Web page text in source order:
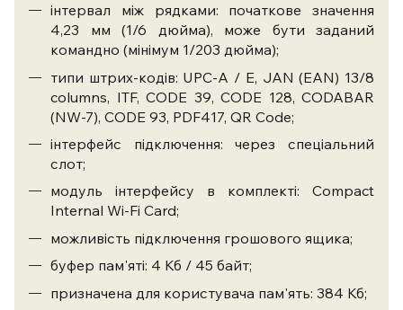
інтервал між рядками: початкове значення
4,23 мм (1/6 дюйма), може бути заданий
командно (мінімум 1/203 дюйма);
типи штрих-кодів: UPC-A / E, JAN (EAN) 13/8
columns, ITF, CODE 39, CODE 128, CODABAR
(NW-7), CODE 93, PDF417, QR Code;
інтерфейс підключення: через спеціальний
слот;
модуль інтерфейсу в комплекті: Compact
Internal Wi-Fi Card;
можливість підключення грошового ящика;
буфер пам'яті: 4 Кб / 45 байт;
призначена для користувача пам'ять: 384 Кб;